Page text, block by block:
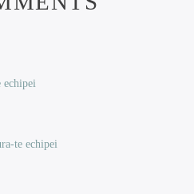
echipei
te echipei